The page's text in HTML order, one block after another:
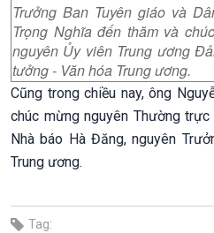
Trưởng Ban Tuyên giáo và
Trọng Nghĩa đến thăm và
nguyên Ủy viên Trung ương
tưởng - Văn hóa Trung ương.
Cũng trong chiều nay, ông
chúc mừng nguyên Thường
Nhà báo Hà Đăng, nguyên
Trung ương.
Tag: